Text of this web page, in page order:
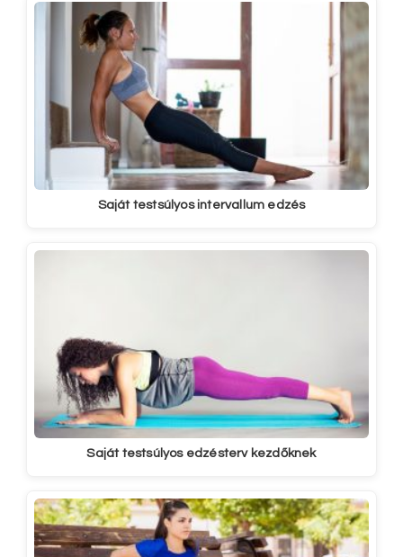
Saját testsúlyos intervallum edzés
Saját testsúlyos edzésterv kezdőknek